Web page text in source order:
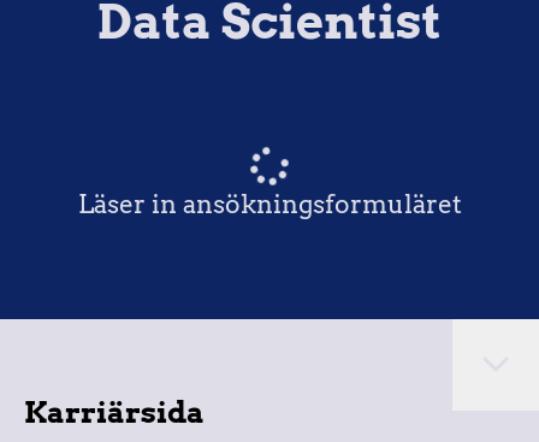
Data Scientist
Läser in ansökningsformuläret
Karriärsida